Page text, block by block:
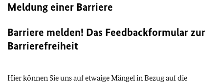
Meldung einer Barriere
Barriere melden! Das Feedbackformular zur
Barrierefreiheit
Hier können Sie uns auf etwaige Mängel in Bezug auf die